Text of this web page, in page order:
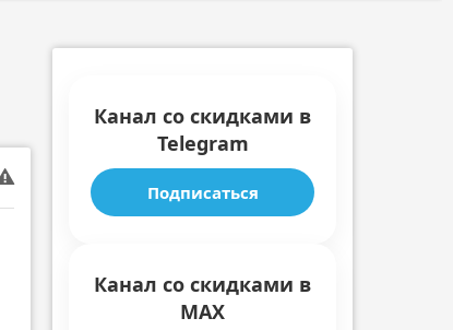
Канал со скидками в
Telegram
Подписаться
Канал со скидками в
MAX